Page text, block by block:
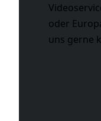
oder
uns gerne